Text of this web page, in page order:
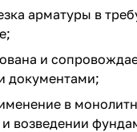
арматуры в
и
документами;
в
и возведении